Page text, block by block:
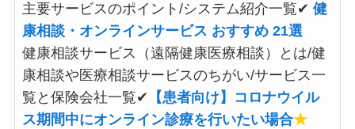
主要サービスのポイント/システム紹介一覧✔ 健
康相談・オンラインサービス おすすめ 21選
健康相談サービス（遠隔健康医療相談）とは/健
康相談や医療相談サービスのちがい/サービス一
覧と保険会社一覧✔ 【患者向け】コロナウイル
ス期間中にオンライン診療を行いたい場合★